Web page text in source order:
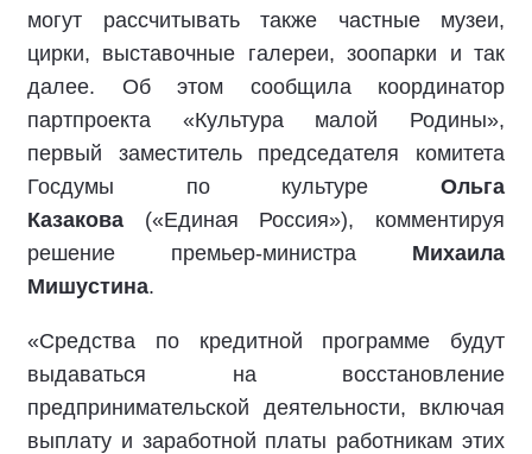
могут рассчитывать также частные музеи,
цирки, выставочные галереи, зоопарки и так
далее. Об этом сообщила координатор
партпроекта «Культура малой Родины»,
первый заместитель председателя комитета
Госдумы по культуре Ольга
Казакова («Единая Россия»), комментируя
решение премьер-министра Михаила
Мишустина.
«Средства по кредитной программе будут
выдаваться на восстановление
предпринимательской деятельности, включая
выплату и заработной платы работникам этих